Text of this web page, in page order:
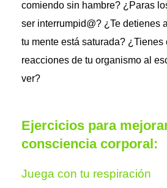
comiendo sin hambre? ¿Paras
ser interrumpid@? ¿Te detienes
tu mente está saturada? ¿Tienes
reacciones de tu organismo al
ver?
Ejercicios para
consciencia corporal:
Juega con tu respiración